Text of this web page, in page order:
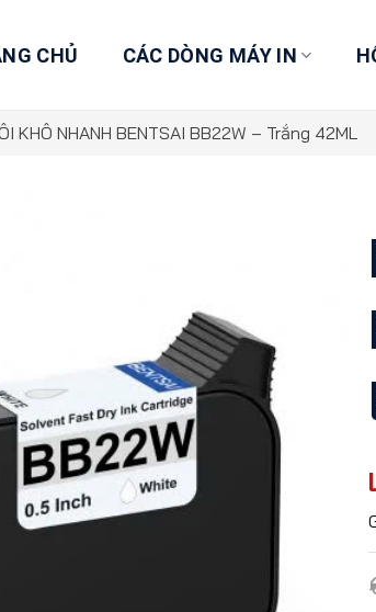
CHỦ CÁC DÒNG MÁY IN
KHÔ NHANH BENTSAI BB22W – Trắng 42ML